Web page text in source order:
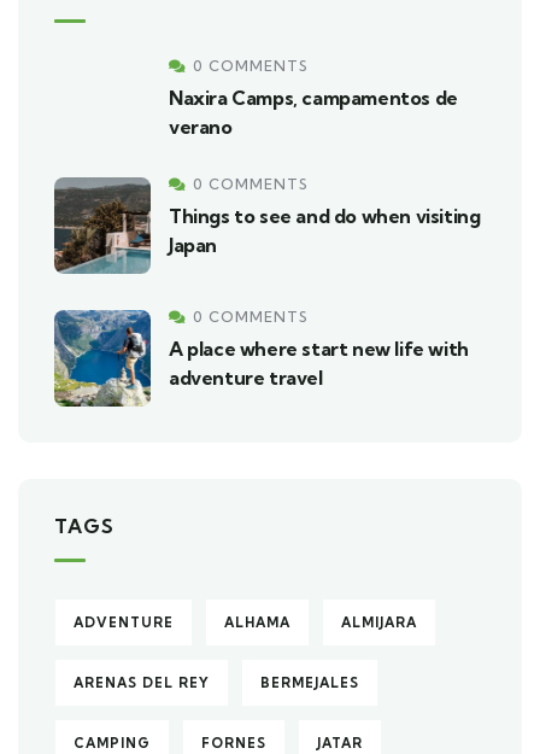
0 COMMENTS
Naxira Camps, campamentos de
verano
0 COMMENTS
Things to see and do when visiting
Japan
0 COMMENTS
A place where start new life with
adventure travel
TAGS
ADVENTURE ALHAMA ALMIJARA
ARENAS DEL REY BERMEJALES
CAMPING FORNES JATAR